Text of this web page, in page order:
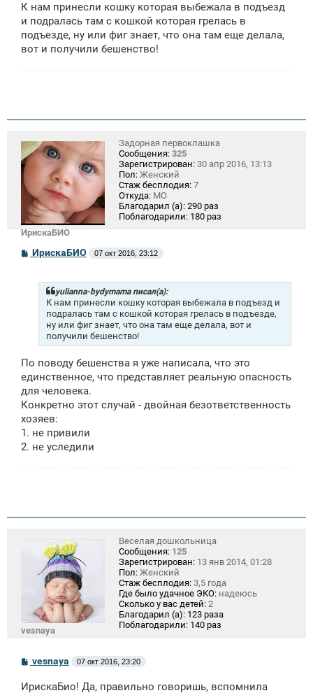
б
щ
н
и
К нам принесли кошку которая выбежала в подъезд
и подралась там с кошкой которая грелась в
подъезде, ну или фиг знает, что она там еще делала,
вот и получили бешенство!
ИрискаБИО
Задорная первоклашка
Сообщения: 325
Зарегистрирован: 30 апр 2016, 13:13
Пол: Женский
Стаж бесплодия: 7
Откуда: МО
Благодарил (а): 290 раз
Поблагодарили: 180 раз
СИрискаБИО 07 окт 2016, 23:12
yulianna-bydymama писал(а):
К нам принесли кошку которая выбежала в подъезд и
подралась там с кошкой которая грелась в подъезде,
ну или фиг знает, что она там еще делала, вот и
получили бешенство!
По поводу бешенства я уже написала, что это
единственное, что представляет реальную опасность
для человека.
Конкретно этот случай - двойная безответственность
хозяев:
1. не привили
2. не уследили
vesnaya
Веселая дошкольница
Сообщения: 125
Зарегистрирован: 13 янв 2014, 01:28
Пол: Женский
Стаж бесплодия: 3,5 года
Где было удачное ЭКО: надеюсь
Сколько у вас детей: 2
Благодарил (а): 123 раза
Поблагодарили: 140 раз
С
б
vesnaya 07 окт 2016, 23:20
ИрискаБио! Да, правильно говоришь, вспомнила